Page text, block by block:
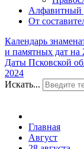
Алфавитный
От
Календарь
и памятных дат на
Даты Псковской
2024
Искать...
Главная
Август